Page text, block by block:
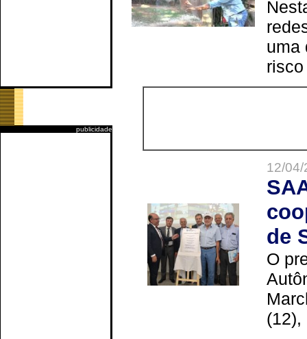
publicidade
uma
12/
de
O
(12),